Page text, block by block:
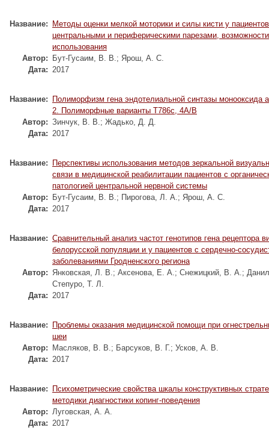
Название:
Методы оценки мелкой моторики и силы кисти у
центральными и периферическими парезами,
использования
Автор:
Бут-Гусаим, В. В.; Ярош, А. С.
Дата: 2017
Название:
Полиморфизм гена эндотелиальной синтазы монооксида
2. Полиморфные варианты Т786c, 4А/В
Автор: Зинчук, В. В.; Жадько, Д. Д.
Дата: 2017
Название:
Перспективы использования методов зеркальной
связи в медицинской реабилитации пациентов с
патологией центральной нервной системы
Автор:
Бут-Гусаим, В. В.; Пирогова, Л. А.; Ярош, А. С.
Дата: 2017
Название: Сравнительный анализ частот генотипов гена рецептора
белорусской популяции и у пациентов с сердечно-
заболеваниями Гродненского региона
Автор: Янковская, Л. В.; Аксенова, Е. А.; Снежицкий, В. А.;
Степуро, Т. Л.
Дата: 2017
Название:
Проблемы оказания медицинской помощи при
шеи
Автор:
Масляков, В. В.; Барсуков, В. Г.; Усков, А. В.
Дата: 2017
Название:
Психометрические свойства шкалы конструктивных
методики диагностики копинг-поведения
Автор: Луговская, А. А.
Дата: 2017